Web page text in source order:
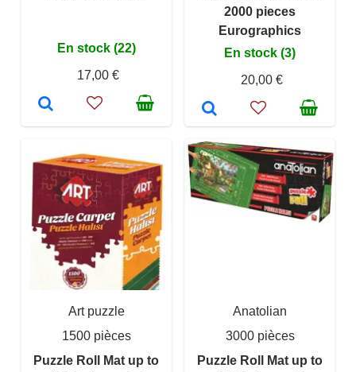
En stock (22)
17,00 €
2000 pieces
Eurographics
En stock (3)
20,00 €
Art puzzle
1500 pièces
Puzzle Roll Mat up to
Anatolian
3000 pièces
Puzzle Roll Mat up to